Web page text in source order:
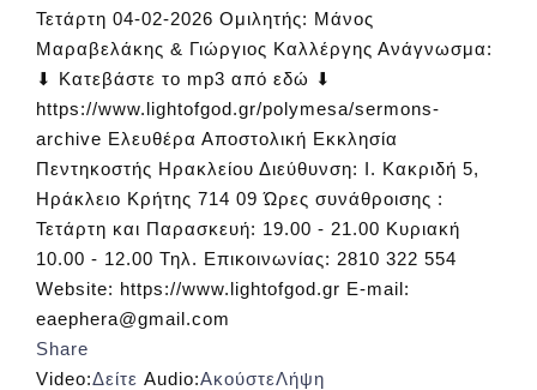
Τετάρτη 04-02-2026 Ομιλητής: Μάνος
Μαραβελάκης & Γιώργιος Καλλέργης Ανάγνωσμα:
⬇ Κατεβάστε το mp3 από εδώ ⬇
https://www.lightofgod.gr/polymesa/sermons-
archive Ελευθέρα Αποστολική Εκκλησία
Πεντηκοστής Ηρακλείου Διεύθυνση: Ι. Κακριδή 5,
Ηράκλειο Κρήτης 714 09 Ώρες συνάθροισης :
Τετάρτη και Παρασκευή: 19.00 - 21.00 Κυριακή
10.00 - 12.00 Τηλ. Επικοινωνίας: 2810 322 554
Website: https://www.lightofgod.gr E-mail:
eaephera@gmail.com
Share
Video:Δείτε Audio:ΑκούστεΛήψη